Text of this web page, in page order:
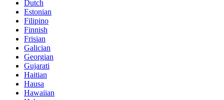
Dutch
Estonian
Filipino
Finnish
Frisian
Galician
Georgian
Gujarati
Haitian
Hausa
Hawaiian